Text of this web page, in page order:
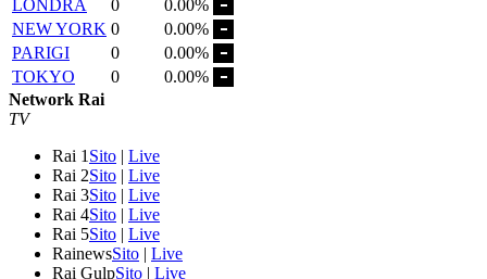
LONDRA
0
0.00%
NEW YORK 0
0.00%
PARIGI
0
0.00%
TOKYO
0
0.00%
Network Rai
TV
Rai 1 Sito | Live
Rai 2Sito | Live
Rai 3Sito | Live
Rai 4Sito | Live
Rai 5Sito | Live
RainewsSito | Live
Rai GulpSito | Live